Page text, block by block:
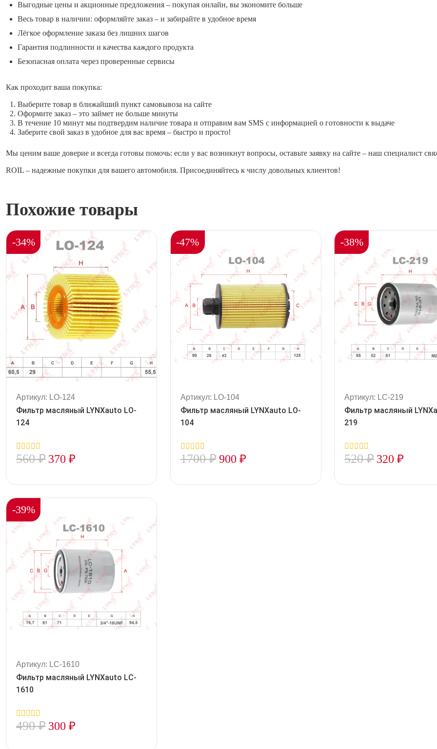
Выгодные цены и акционные предложения – покупая онлайн, вы экономите больше
Весь товар в наличии: оформляйте заказ – и забирайте в удобное время
Лёгкое оформление заказа без лишних шагов
Гарантия подлинности и качества каждого продукта
Безопасная оплата через проверенные сервисы
Как проходит ваша покупка:
Выберите товар в ближайший пункт самовывоза на сайте
Оформите заказ – это займет не больше минуты
В течение 10 минут мы подтвердим наличие товара и отправим вам SMS с информацией о готовности к выдаче
Заберите свой заказ в удобное для вас время – быстро и просто!
Мы ценим ваше доверие и всегда готовы помочь: если у вас возникнут вопросы, оставьте заявку на сайте – наш специалист
ROIL – надежные покупки для вашего автомобиля. Присоединяйтесь к числу довольных клиентов!
Похожие товары
-34%
Артикул: LO-124
Фильтр масляный LYNXauto LO-
124
0
out
560₽ 370 ₽
-47%
Артикул: LO-104
Фильтр масляный LYNXauto LO-
104
0
out
1700₽ 900 ₽
-38%
Артикул: LC-219
Фильтр масляный
219
0
out
520₽ 320₽
-39%
Артикул: LC-1610
Фильтр масляный LYNXauto LC-
1610
0
out
490₽ 300 ₽